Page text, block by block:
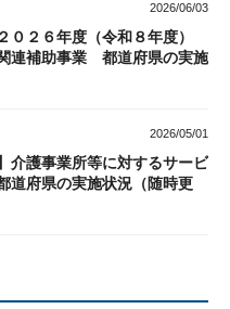
2026/06/03
０２６年度（令和８年度）
連補助事業 都道府県の実施
2026/05/01
介護事業所等に対するサービ
府県の実施状況（随時更